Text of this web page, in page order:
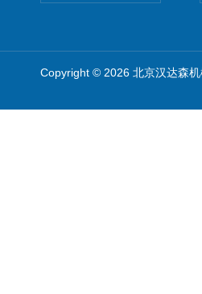
Copyright © 2026 北京汉达森